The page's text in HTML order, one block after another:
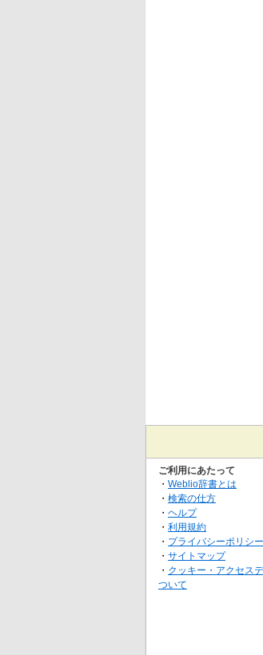
ご利用にあたって
・ Weblio辞書とは
・ 検索の仕方
・ ヘルプ
・ 利用規約
・ プライバシーポリシー
・ サイトマップ
・ クッキー・アクセス
ついて